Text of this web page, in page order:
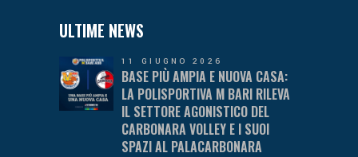
ULTIME NEWS
11 GIUGNO 2026
BASE PIÙ AMPIA E NUOVA CASA:
LA POLISPORTIVA M BARI RILEVA
IL SETTORE AGONISTICO DEL
CARBONARA VOLLEY E I SUOI
SPAZI AL PALACARBONARA